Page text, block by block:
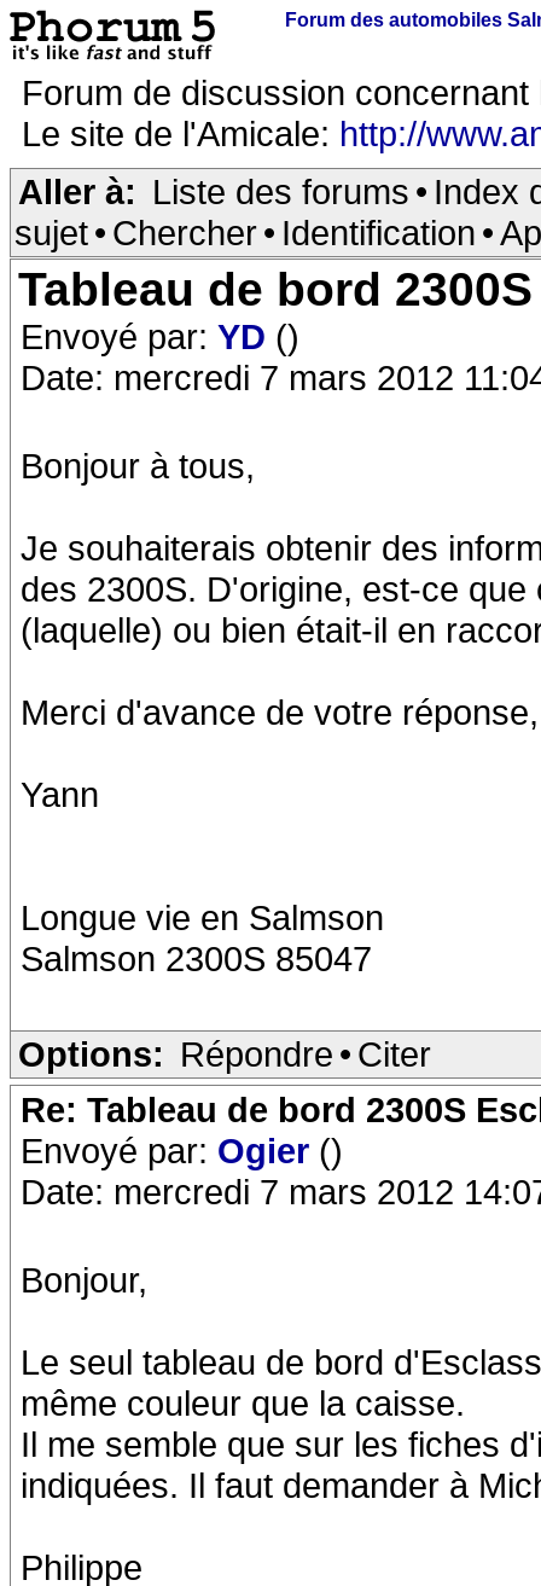
Forum des automobiles
Forum de discussion
Le site de l'Amicale: http://
Aller à: Liste des forums • Index
sujet• Chercher• Identification •
Tableau de bord
Envoyé par: YD ()
Date: mercredi 7 mars 2012
Bonjour à tous,
Je souhaiterais obtenir des
des 2300S. D'origine, est-ce
(laquelle) ou bien était-il en
Merci d'avance de votre réponse,
Yann
Longue vie en Salmson
Salmson 2300S 85047
Options: Répondre • Citer
Re: Tableau de bord 2300S
Envoyé par: Ogier ()
Date: mercredi 7 mars 2012
Bonjour,
Le seul tableau de bord
même couleur que la caisse.
Il me semble que sur les fiches
indiquées. Il faut demander à
Philippe